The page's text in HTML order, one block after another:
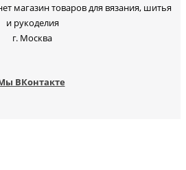
магазин товаров для вязания, шитья
и рукоделия
г. Москва
ВКонтакте